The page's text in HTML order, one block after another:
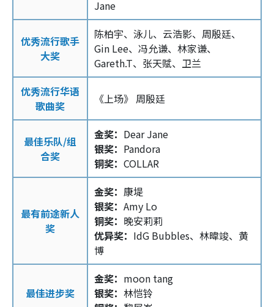
Jane
优秀流行歌手
大奖
陈柏宇、泳儿、云浩影、周殷廷、
Gin Lee、冯允谦、林家谦、
Gareth.T、张天赋、卫兰
优秀流行华语
歌曲奖
《上场》 周殷廷
最佳乐队/组
合奖
金奖： Dear Jane
银奖： Pandora
铜奖： COLLAR
最有前途新人
奖
金奖： 康堤
银奖： Amy Lo
铜奖： 晚安莉莉
优异奖： IdG Bubbles、林暐竣、黄
博
最佳进步奖
金奖： moon tang
银奖： 林恺铃